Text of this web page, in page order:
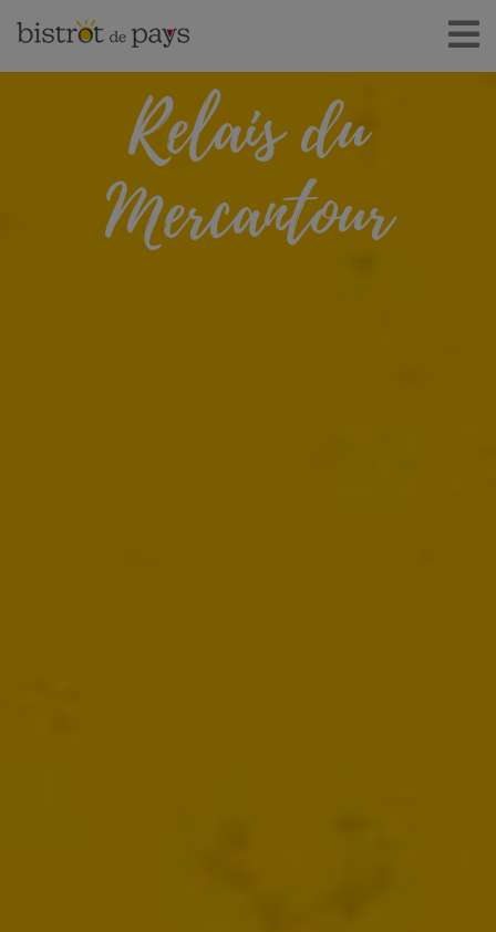
Relais du
Mercantour